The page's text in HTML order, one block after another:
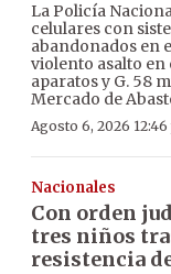
La Policía
celulares con
abandonados en
violento asalto en
aparatos y G. 58
Mercado de
Agosto 6, 2026 12:46
Nacionales
Con orden
tres niños
resistencia